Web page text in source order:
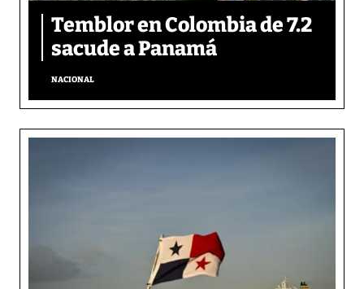
Temblor en Colombia de 7.2
sacude a Panamá
NACIONAL